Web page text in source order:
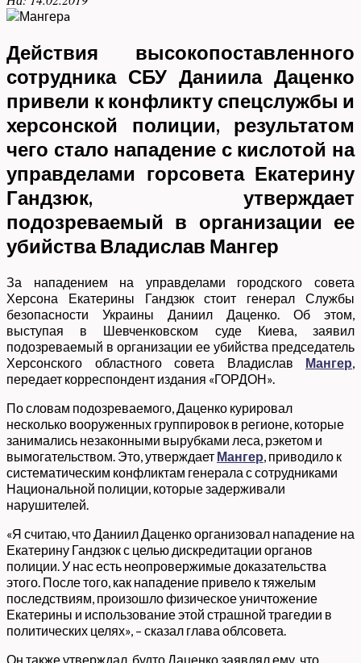
Действия высокопоставленного
сотрудника СБУ Даниила Даценко
привели к конфликту спецслужбы и
херсонской полиции, результатом
чего стало нападение с кислотой на
управделами горсовета Екатерину
Гандзюк, утверждает
подозреваемый в организации ее
убийства Владислав Мангер
За нападением на управделами городского совета
Херсона Екатерины Гандзюк стоит генерал Службы
безопасности Украины Даниил Даценко. Об этом,
выступая в Шевченковском суде Киева, заявил
подозреваемый в организации ее убийства председатель
Херсонского областного совета Владислав Мангер,
передает корреспондент издания «ГОРДОН».
По словам подозреваемого, Даценко курировал
несколько вооруженных группировок в регионе, которые
занимались незаконными вырубками леса, рэкетом и
вымогательством. Это, утверждает Мангер, приводило к
систематическим конфликтам генерала с сотрудниками
Национальной полиции, которые задерживали
нарушителей.
«Я считаю, что Даниил Даценко организовал нападение на
Екатерину Гандзюк с целью дискредитации органов
полиции. У нас есть неопровержимые доказательства
этого. После того, как нападение привело к тяжелым
последствиям, произошло физическое уничтожение
Екатерины и использование этой страшной трагедии в
политических целях», – сказал глава облсовета.
Он также утверждал, будто Даценко заявлял ему, что